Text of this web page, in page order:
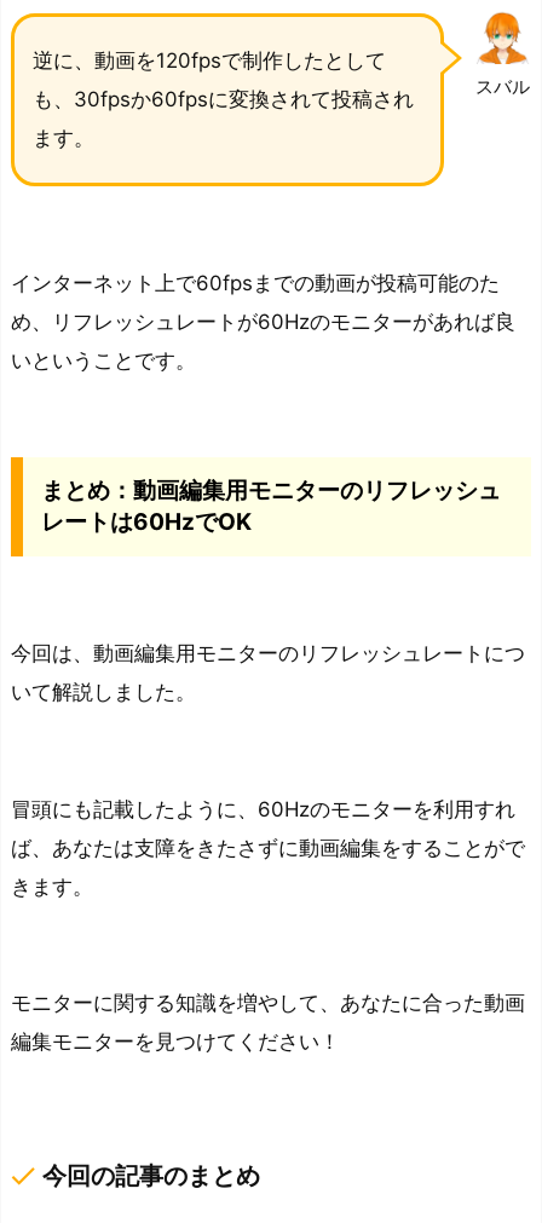
スバル
逆に、動画を120fpsで制作したとして
も、30fpsか60fpsに変換されて投稿され
ます。
インターネット上で60fpsまでの動画が投稿可能のた
め、リフレッシュレートが60Hzのモニターがあれば良
いということです。
まとめ：動画編集用モニターのリフレッシュ
レートは60HzでOK
今回は、動画編集用モニターのリフレッシュレートにつ
いて解説しました。
冒頭にも記載したように、60Hzのモニターを利用すれ
ば、あなたは支障をきたさずに動画編集をすることがで
きます。
モニターに関する知識を増やして、あなたに合った動画
編集モニターを見つけてください！
done 今回の記事のまとめ